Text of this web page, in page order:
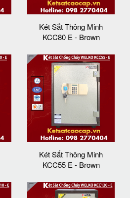
Két Sắt Thông Minh
KCC80 E - Brown
Két Sắt Thông Minh
KCC55 E - Brown